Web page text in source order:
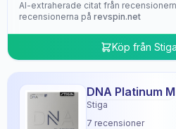
AI-extraherade citat från
recensionerna på revspin.net
Köp från
DNA Platinum M
Stiga
7 recensioner